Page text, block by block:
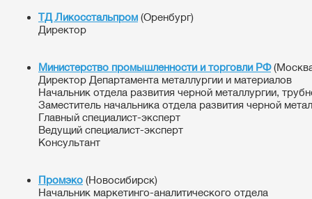
ТД Ликосстальпром (Оренбург)
Директор
Министерство промышленности и торговли РФ
Директор Департамента металлургии и материалов
Начальник отдела развития черной металлургии,
Заместитель начальника отдела развития черной
Главный специалист-эксперт
Ведущий специалист-эксперт
Консультант
Промэко (Новосибирск)
Начальник маркетинго-аналитического отдела